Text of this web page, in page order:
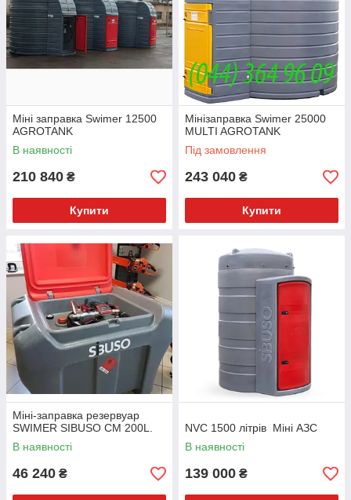
Міні заправка Swimer 12500
AGROTANK
В наявності
210 840 ₴
Купити
Мінізаправка Swimer 25000
MULTI AGROTANK
Під замовлення
243 040 ₴
Купити
Міні-заправка резервуар
SWIMER SIBUSO CM 200L.
В наявності
46 240 ₴
NVC 1500 літрів Міні АЗС
В наявності
139 000 ₴